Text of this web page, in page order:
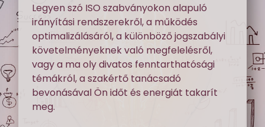
Legyen szó ISO szabványokon alapuló
irányítási rendszerekről, a működés
optimalizálásáról, a különböző jogszabályi
követelményeknek való megfelelésről,
vagy a ma oly divatos fenntarthatósági
témákról, a szakértő tanácsadó
bevonásával Ön időt és energiát takarít
meg.